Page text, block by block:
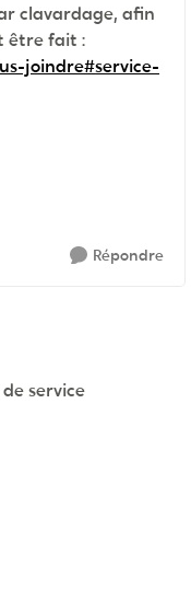
clavardage, afin
être fait :
joindre#service-
Répondre
service